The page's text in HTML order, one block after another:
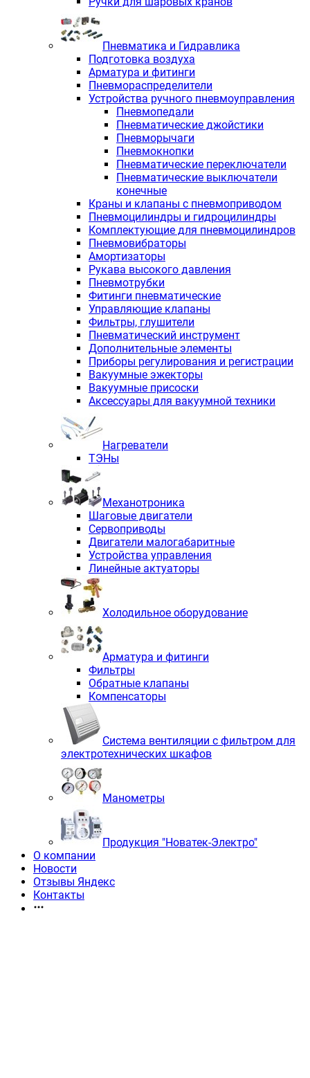
Пневматика и Гидравлика
Подготовка воздуха
Арматура и фитинги
Пневмораспределители
Устройства ручного пневмоуправления
Пневмопедали
Пневматические джойстики
Пневморычаги
Пневмокнопки
Пневматические переключатели
Пневматические выключатели
конечные
Краны и клапаны с пневмоприводом
Пневмоцилиндры и гидроцилиндры
Комплектующие для пневмоцилиндров
Пневмовибраторы
Амортизаторы
Рукава высокого давления
Пневмотрубки
Фитинги пневматические
Управляющие клапаны
Фильтры, глушители
Пневматический инструмент
Дополнительные элементы
Приборы регулирования и регистрации
Вакуумные эжекторы
Вакуумные присоски
Аксессуары для вакуумной техники
Нагреватели
ТЭНы
Механотроника
Шаговые двигатели
Сервоприводы
Двигатели малогабаритные
Устройства управления
Линейные актуаторы
Холодильное оборудование
Арматура и фитинги
Фильтры
Обратные клапаны
Компенсаторы
Система вентиляции с фильтром для
электротехнических шкафов
Манометры
Продукция "Новатек-Электро"
О компании
Новости
Отзывы Яндекс
Контакты